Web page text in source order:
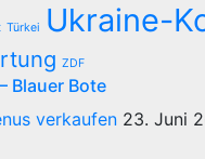
Türkei Ukraine-
ZDF
Blauer Bote
verkaufen 23. Juni